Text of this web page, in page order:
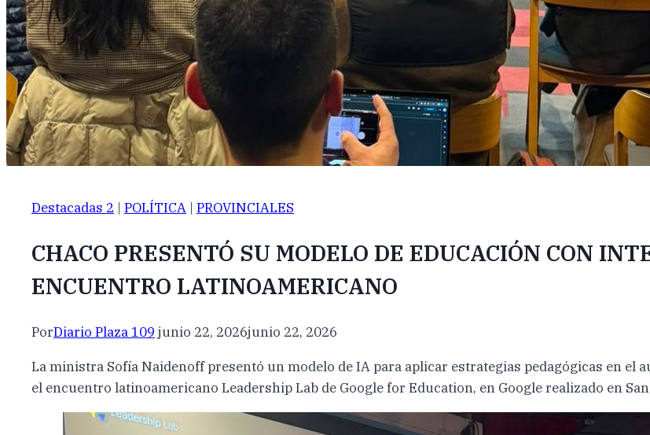
Destacadas 2 | POLÍTICA | PROVINCIALES
CHACO PRESENTÓ SU MODELO DE EDUCACIÓN CON
ENCUENTRO LATINOAMERICANO
PorDiario Plaza 109 junio 22, 2026junio 22, 2026
La ministra Sofía Naidenoff presentó un modelo de IA para aplicar estrategias pedagógicas en el
el encuentro latinoamericano Leadership Lab de Google for Education, en Google realizado en